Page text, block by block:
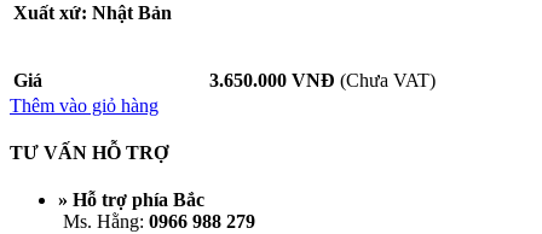
Xuất xứ: Nhật Bản
Giá 3.650.000 VNĐ (Chưa VAT)
Thêm vào giỏ hàng
TƯ VẤN HỖ TRỢ
» Hỗ trợ phía Bắc
Ms. Hằng: 0966 988 279